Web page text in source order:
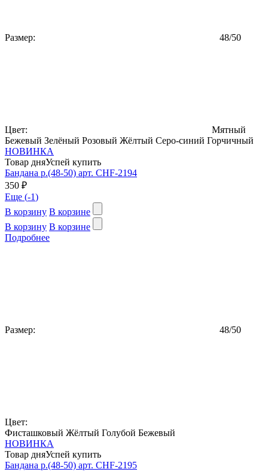
Размер: 48/50
Цвет:
Мятный
Бежевый Зелёный Розовый Жёлтый Серо-синий Горчичный
НОВИНКА
Товар дняУспей купить
Бандана р.(48-50) арт. CHF-2194
350 ₽
Еще (-1)
В корзину В корзине
В корзину В корзине
Подробнее
Размер: 48/50
Цвет:
Фисташковый Жёлтый Голубой Бежевый
НОВИНКА
Товар дняУспей купить
Бандана р.(48-50) арт. CHF-2195